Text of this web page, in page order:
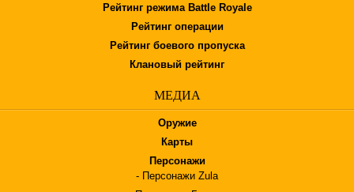
Рейтинг режима Battle Royale
Рейтинг операции
Рейтинг боевого пропуска
Клановый рейтинг
МЕДИА
Оружие
Карты
Персонажи
- Персонажи Zula